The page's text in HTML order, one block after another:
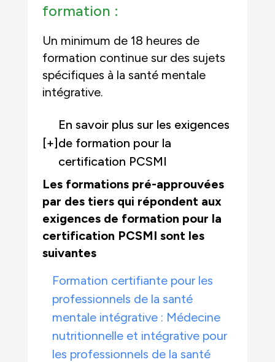
formation :
Un minimum de 18 heures de
formation continue sur des sujets
spécifiques à la santé mentale
intégrative.
[+]
En savoir plus sur les exigences
de formation pour la
certification PCSMI
Les formations pré-approuvées
par des tiers qui répondent aux
exigences de formation pour la
certification PCSMI sont les
suivantes
Formation certifiante pour les
professionnels de la santé
mentale intégrative : Médecine
nutritionnelle et intégrative pour
les professionnels de la santé